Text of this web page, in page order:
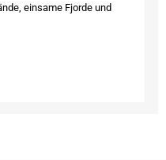
einsame Fjorde und